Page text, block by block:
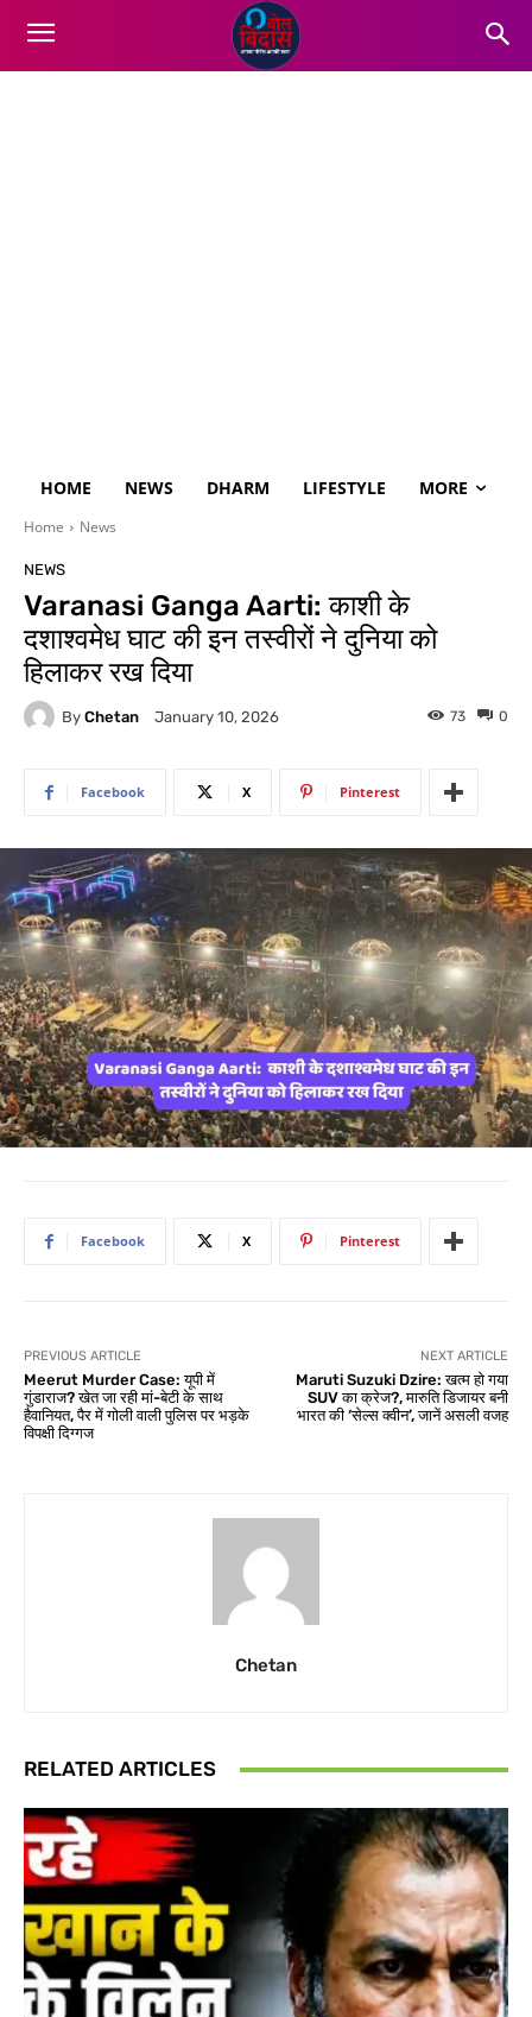
HOME NEWS DHARM LIFESTYLE MORE
Home News
NEWS
Varanasi Ganga Aarti: काशी के
दशाश्वमेध घाट की इन तस्वीरों ने दुनिया को
हिलाकर रख दिया
By Chetan January 10, 2026 0
73
Facebook X Pinterest
Facebook X Pinterest
PREVIOUS ARTICLE
Meerut Murder Case: यूपी में
गुंडाराज? खेत जा रही मां-बेटी के साथ
हैवानियत, पैर में गोली वाली पुलिस पर भड़के
विपक्षी दिग्गज
NEXT ARTICLE
Maruti Suzuki Dzire: खत्म हो गया
SUV का क्रेज?, मारुति डिजायर बनी
भारत की ‘सेल्स क्वीन’, जानें असली वजह
Chetan
RELATED ARTICLES